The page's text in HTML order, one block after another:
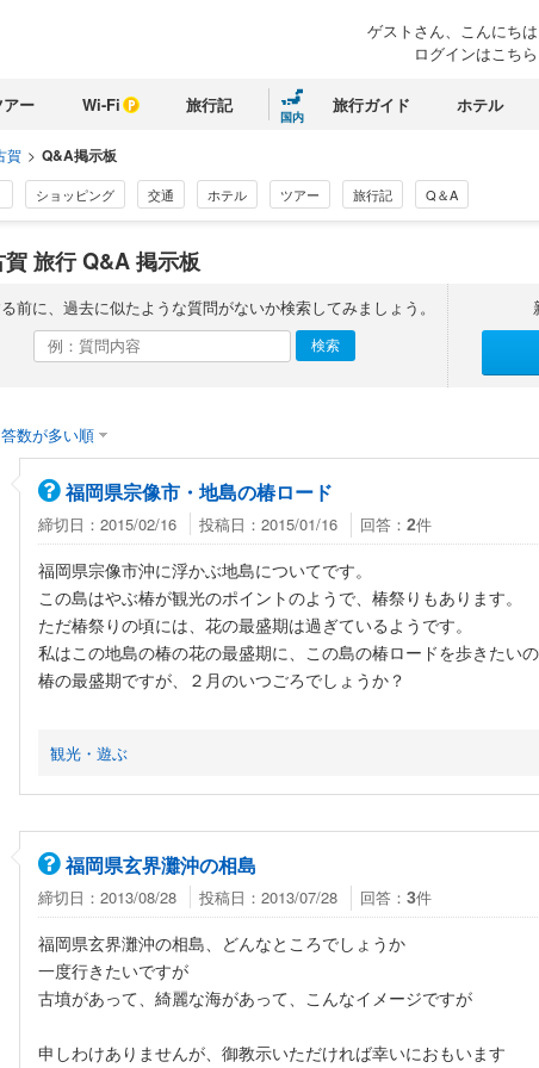
ゲストさん、こんにちは
ログインはこちら
アー Wi-Fi 旅行記
国内
旅行ガイド ホテル
賀 > Q&A掲示板
ショッピング 交通 ホテル ツアー 旅行記 Q＆A
旅行 Q&A 掲示板
前に、過去に似たような質問がないか検索してみましょう。
数が多い順
福岡県宗像市・地島の椿ロード
締切日：2015/02/16 投稿日：2015/01/16 回答： 2件
福岡県宗像市沖に浮かぶ地島についてです。
この島はやぶ椿が観光のポイントのようで、椿祭りもあります。
ただ椿祭りの頃には、花の最盛期は過ぎているようです。
私はこの地島の椿の花の最盛期に、この島の椿ロードを歩きたいの
椿の最盛期ですが、２月のいつごろでしょうか？
観光・遊ぶ
福岡県玄界灘沖の相島
締切日：2013/08/28 投稿日：2013/07/28 回答： 3件
福岡県玄界灘沖の相島、どんなところでしょうか
一度行きたいですが
古墳があって、綺麗な海があって、こんなイメージですが
申しわけありませんが、御教示いただければ幸いにおもいます